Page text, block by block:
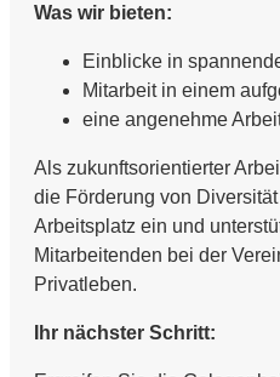
Was wir bieten:
Einblicke in
Mitarbeit in einem
eine angenehme
Als zukunftsorientierter
die Förderung von
Arbeitsplatz ein und
Mitarbeitenden bei der
Privatleben.
Ihr nächster Schritt: